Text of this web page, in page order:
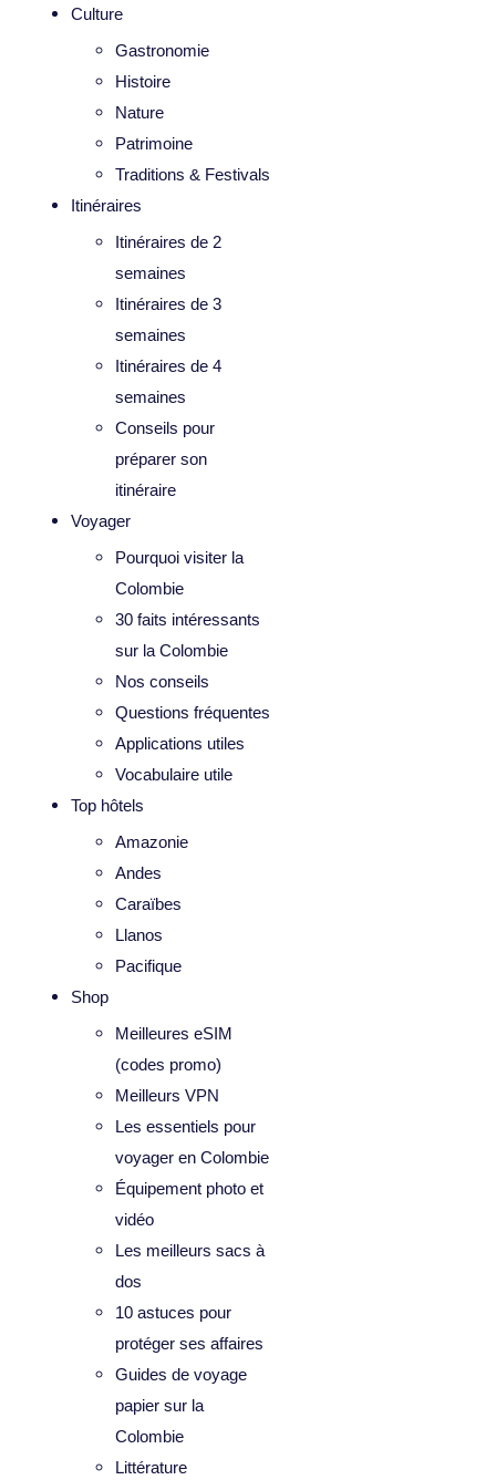
Culture
Gastronomie
Histoire
Nature
Patrimoine
Traditions & Festivals
Itinéraires
Itinéraires de 2
semaines
Itinéraires de 3
semaines
Itinéraires de 4
semaines
Conseils pour
préparer son
itinéraire
Voyager
Pourquoi visiter la
Colombie
30 faits intéressants
sur la Colombie
Nos conseils
Questions fréquentes
Applications utiles
Vocabulaire utile
Top hôtels
Amazonie
Andes
Caraïbes
Llanos
Pacifique
Shop
Meilleures eSIM
(codes promo)
Meilleurs VPN
Les essentiels pour
voyager en Colombie
Équipement photo et
vidéo
Les meilleurs sacs à
dos
10 astuces pour
protéger ses affaires
Guides de voyage
papier sur la
Colombie
Littérature